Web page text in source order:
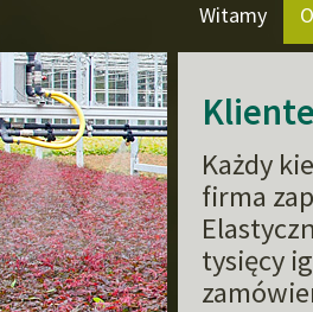
Witamy
Każdy
firma
tysięcy